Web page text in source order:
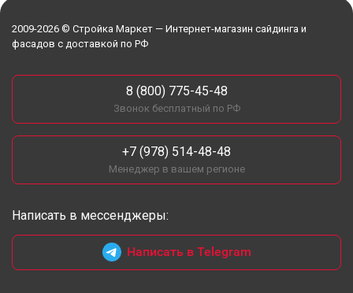
2009-2026 © Стройка Маркет — Интернет-магазин сайдинга и
фасадов с доставкой по РФ
8 (800) 775-45-48
Звонок бесплатный по РФ
+7 (978) 514-48-48
Менеджер в вашем регионе
Написать в мессенджеры:
Написать в Telegram